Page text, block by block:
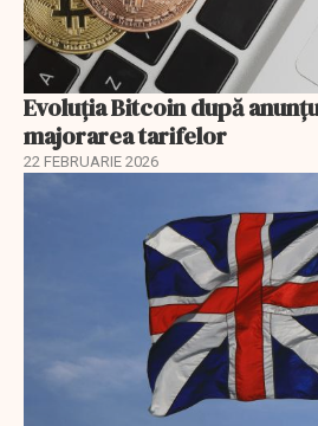
Evoluția Bitcoin după
majorarea tarifelor
22 FEBRUARIE 2026